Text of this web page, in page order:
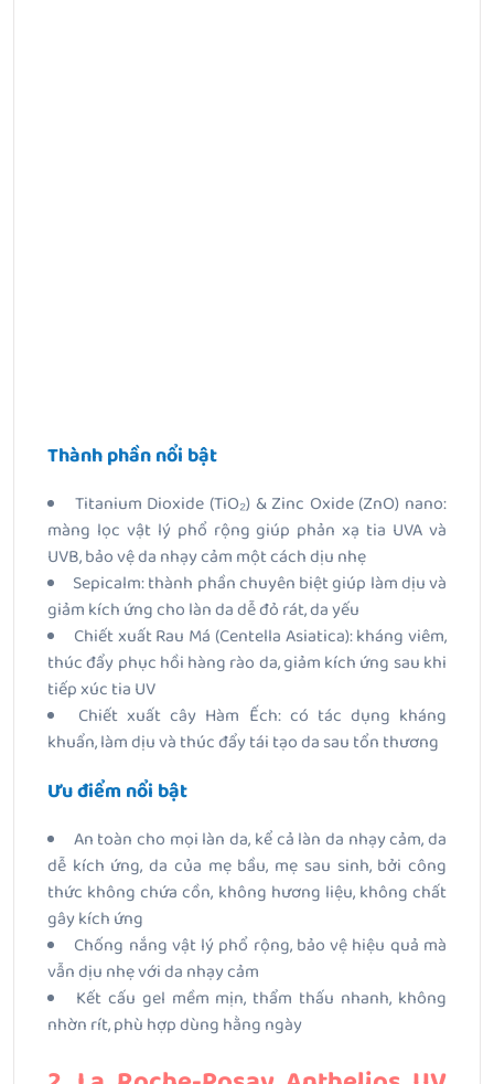
Thành phần nổi bật
Titanium Dioxide (TiO₂) & Zinc Oxide (ZnO) nano:
màng lọc vật lý phổ rộng giúp phản xạ tia UVA và
UVB, bảo vệ da nhạy cảm một cách dịu nhẹ
Sepicalm: thành phần chuyên biệt giúp làm dịu và
giảm kích ứng cho làn da dễ đỏ rát, da yếu
Chiết xuất Rau Má (Centella Asiatica): kháng viêm,
thúc đẩy phục hồi hàng rào da, giảm kích ứng sau khi
tiếp xúc tia UV
Chiết xuất cây Hàm Ếch: có tác dụng kháng
khuẩn, làm dịu và thúc đẩy tái tạo da sau tổn thương
Ưu điểm nổi bật
An toàn cho mọi làn da, kể cả làn da nhạy cảm, da
dễ kích ứng, da của mẹ bầu, mẹ sau sinh, bởi công
thức không chứa cồn, không hương liệu, không chất
gây kích ứng
Chống nắng vật lý phổ rộng, bảo vệ hiệu quả mà
vẫn dịu nhẹ với da nhạy cảm
Kết cấu gel mềm mịn, thẩm thấu nhanh, không
nhờn rít, phù hợp dùng hằng ngày